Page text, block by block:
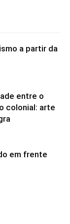
a partir da
entre o
colonial: arte
em frente